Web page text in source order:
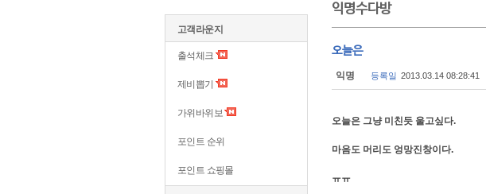
고객라운지
출석체크
제비뽑기
가위바위보
포인트 순위
포인트 쇼핑몰
익명수다방
오늘은
익명 등록일 2013.03.14 08:28:41
오늘은 그냥 미친듯 울고싶다.
마음도 머리도 엉망진창이다.
ㅠㅠ